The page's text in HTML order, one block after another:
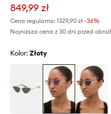
849,99 zł
Cena regularna: 1329,90 zł-36%
Najniższa cena z 30 dni przed
Kolor: złoty